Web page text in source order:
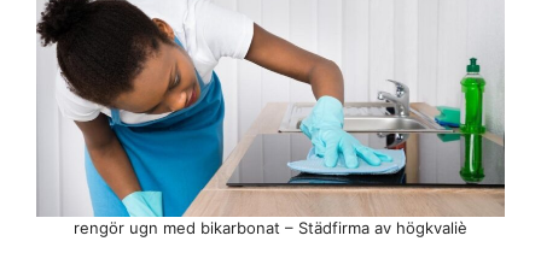
rengör ugn med bikarbonat – Städfirma av högkvaliè